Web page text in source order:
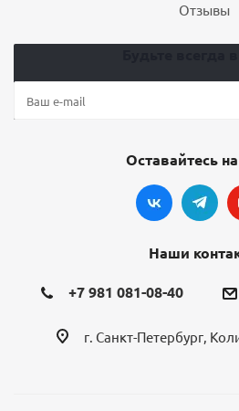
Отзывы
Оставайтесь
Наши
+7 981 081-08-40
г. Санкт-Петербург,